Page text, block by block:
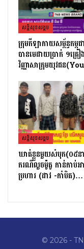
សន្តិសុខសង្គម
ក្រុមកីឡាកាយសម្ព័ន្ធកម្ពុ
បានមេដាយប្រាក់ ១គ្រ
វិញ្ញាសាក្រុមយុវជន
សន្តិសុខសង្គម
ឃាត់ខ្លួនមួយសំបុក(០៥ន
ករណីលួចម៉ូតូ កាន់កាប់អ
ប្រហារ (ដាវ -កាំបិត)…
© 2026 -